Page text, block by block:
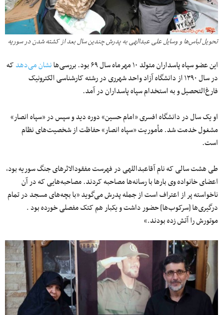
تحویل لباس‌ها و وسایل علی عبدالهی به پدرش چندین سال بعد از کشته شدن در سوریه
این عضو سپاه پاسداران متولد ۱۰ مهرماه سال ۶۹ بود. بررسی‌ها نشان می‌دهدکه
در سال ۱۳۹۰ از دانشگاه آزاد واحد شهرری در رشته کارشناسی الکترونیک
فارغ‌التحصیل و به استخدام سپاه پاسداران در آمد.
او یک سال در دانشگاه افسری «امام حسین» دوره دید و سپس در «سپاه انصار»
مشغول خدمت شد. مأموریت «سپاه انصار» حفاظت از شخصیت‌های نظام
است.
طی هشت سالی که نام آقاعبداللهی در فهرست مفقودالاثرهای جنگ سوریه بود،
اعضای خانواده وی بارها با رسانه‌ها مصاحبه کردند. مصاحبه‌هایی که در آن
ناخواسته پر از اعتراف است از جمله پدرش می‌گوید «با بچه‌های مسجد در تمام
درگیری‌ها [سرکوب‌ها] حضور داشت و یکبار هم کتک مفصلی خورده بود .
موتورش را آتش زده بودند.»